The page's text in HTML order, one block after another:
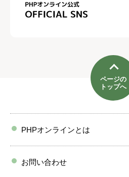
ページの
トップへ
PHPオンラインとは
お問い合わせ